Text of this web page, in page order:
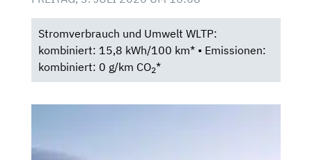
Stromverbrauch und Umwelt WLTP:
kombiniert: 15,8 kWh/100 km* • Emissionen:
kombiniert: 0 g/km CO2*